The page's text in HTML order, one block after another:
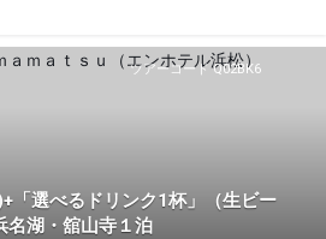
ツアーコード Q02BK6
「選べるドリンク1杯」（生ビー
名湖・舘山寺１泊